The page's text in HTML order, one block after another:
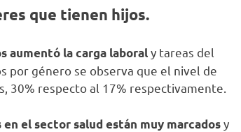
que tienen hijos.
aumentó la carga laboraly tareas del
por género se observa que el nivel de
30% respecto al 17% respectivamente.
el sector salud están muy marcadosy